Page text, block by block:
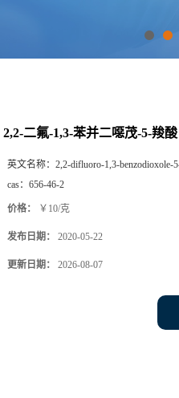
2,2-二氟-1,3-苯并二噁茂-5-羧酸
英文名称： 2,2-difluoro-1,3-benzodioxole-
cas： 656-46-2
价格： ￥10/克
发布日期： 2020-05-22
更新日期： 2026-08-07